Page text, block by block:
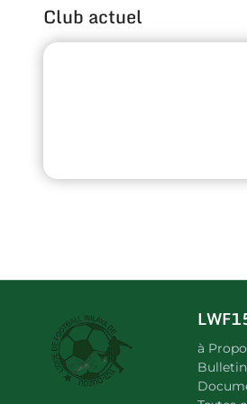
Club actuel
à